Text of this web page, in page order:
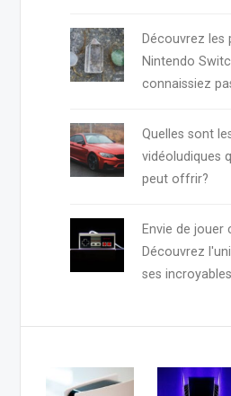
Découvrez les
Nintendo
connaissiez
Quelles sont
vidéoludiques
peut offrir?
Envie de
Découvrez
ses